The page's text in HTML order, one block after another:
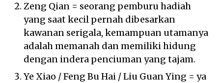
Zeng Qian = seorang pemburu hadiah
yang saat kecil pernah dibesarkan
kawanan serigala, kemampuan utamanya
adalah memanah dan memiliki hidung
dengan indera penciuman yang tajam.
Ye Xiao / Feng Bu Hai / Liu Guan Ying = ya